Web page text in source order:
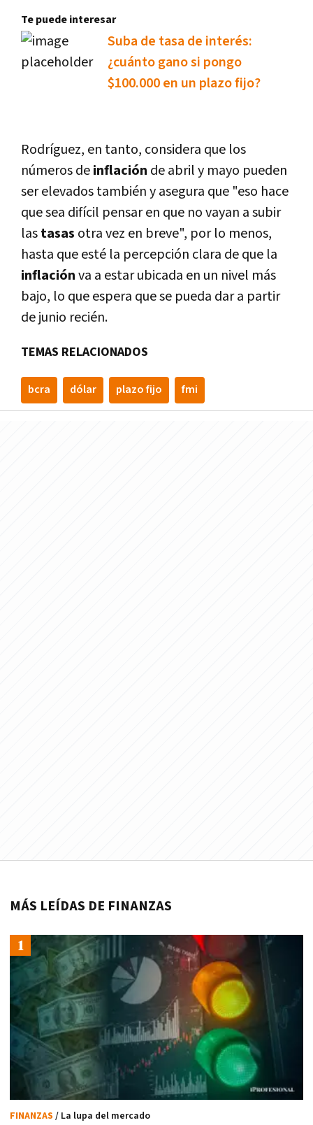
Te puede interesar
Suba de tasa de interés:
¿cuánto gano si pongo
$100.000 en un plazo fijo?
Rodríguez, en tanto, considera que los
números deinflación de abril y mayo pueden
ser elevados también y asegura que "eso hace
que sea difícil pensar en que no vayan a subir
lastasas otra vez en breve", por lo menos,
hasta que esté la percepción clara de que la
inflaciónva a estar ubicada en un nivel más
bajo, lo que espera que se pueda dar a partir
de junio recién.
TEMAS RELACIONADOS
bcra dólar plazo fijo fmi
MÁS LEÍDAS DE FINANZAS
FINANZAS / La lupa del mercado